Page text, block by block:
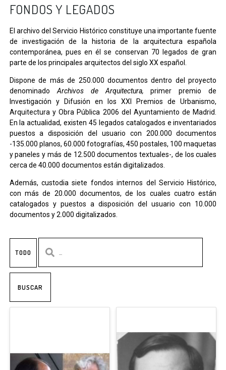
FONDOS Y LEGADOS
El archivo del Servicio Histórico constituye una importante fuente
de investigación de la historia de la arquitectura española
contemporánea, pues en él se conservan 70 legados de gran
parte de los principales arquitectos del siglo XX español.
Dispone de más de 250.000 documentos dentro del proyecto
denominado Archivos de Arquitectura,primer premio de
Investigación y Difusión en los XXI Premios de Urbanismo,
Arquitectura y Obra Pública 2006 del Ayuntamiento de Madrid.
En la actualidad, existen 45 legados catalogados e inventariados
puestos a disposición del usuario con 200.000 documentos
-135.000 planos, 60.000 fotografías, 450 postales, 100 maquetas
y paneles y más de 12.500 documentos textuales-, de los cuales
cerca de 40.000 documentos están digitalizados.
Además, custodia siete fondos internos del Servicio Histórico,
con más de 20.000 documentos, de los cuales cuatro están
catalogados y puestos a disposición del usuario con 10.000
documentos y 2.000 digitalizados.
TODO
BUSCAR